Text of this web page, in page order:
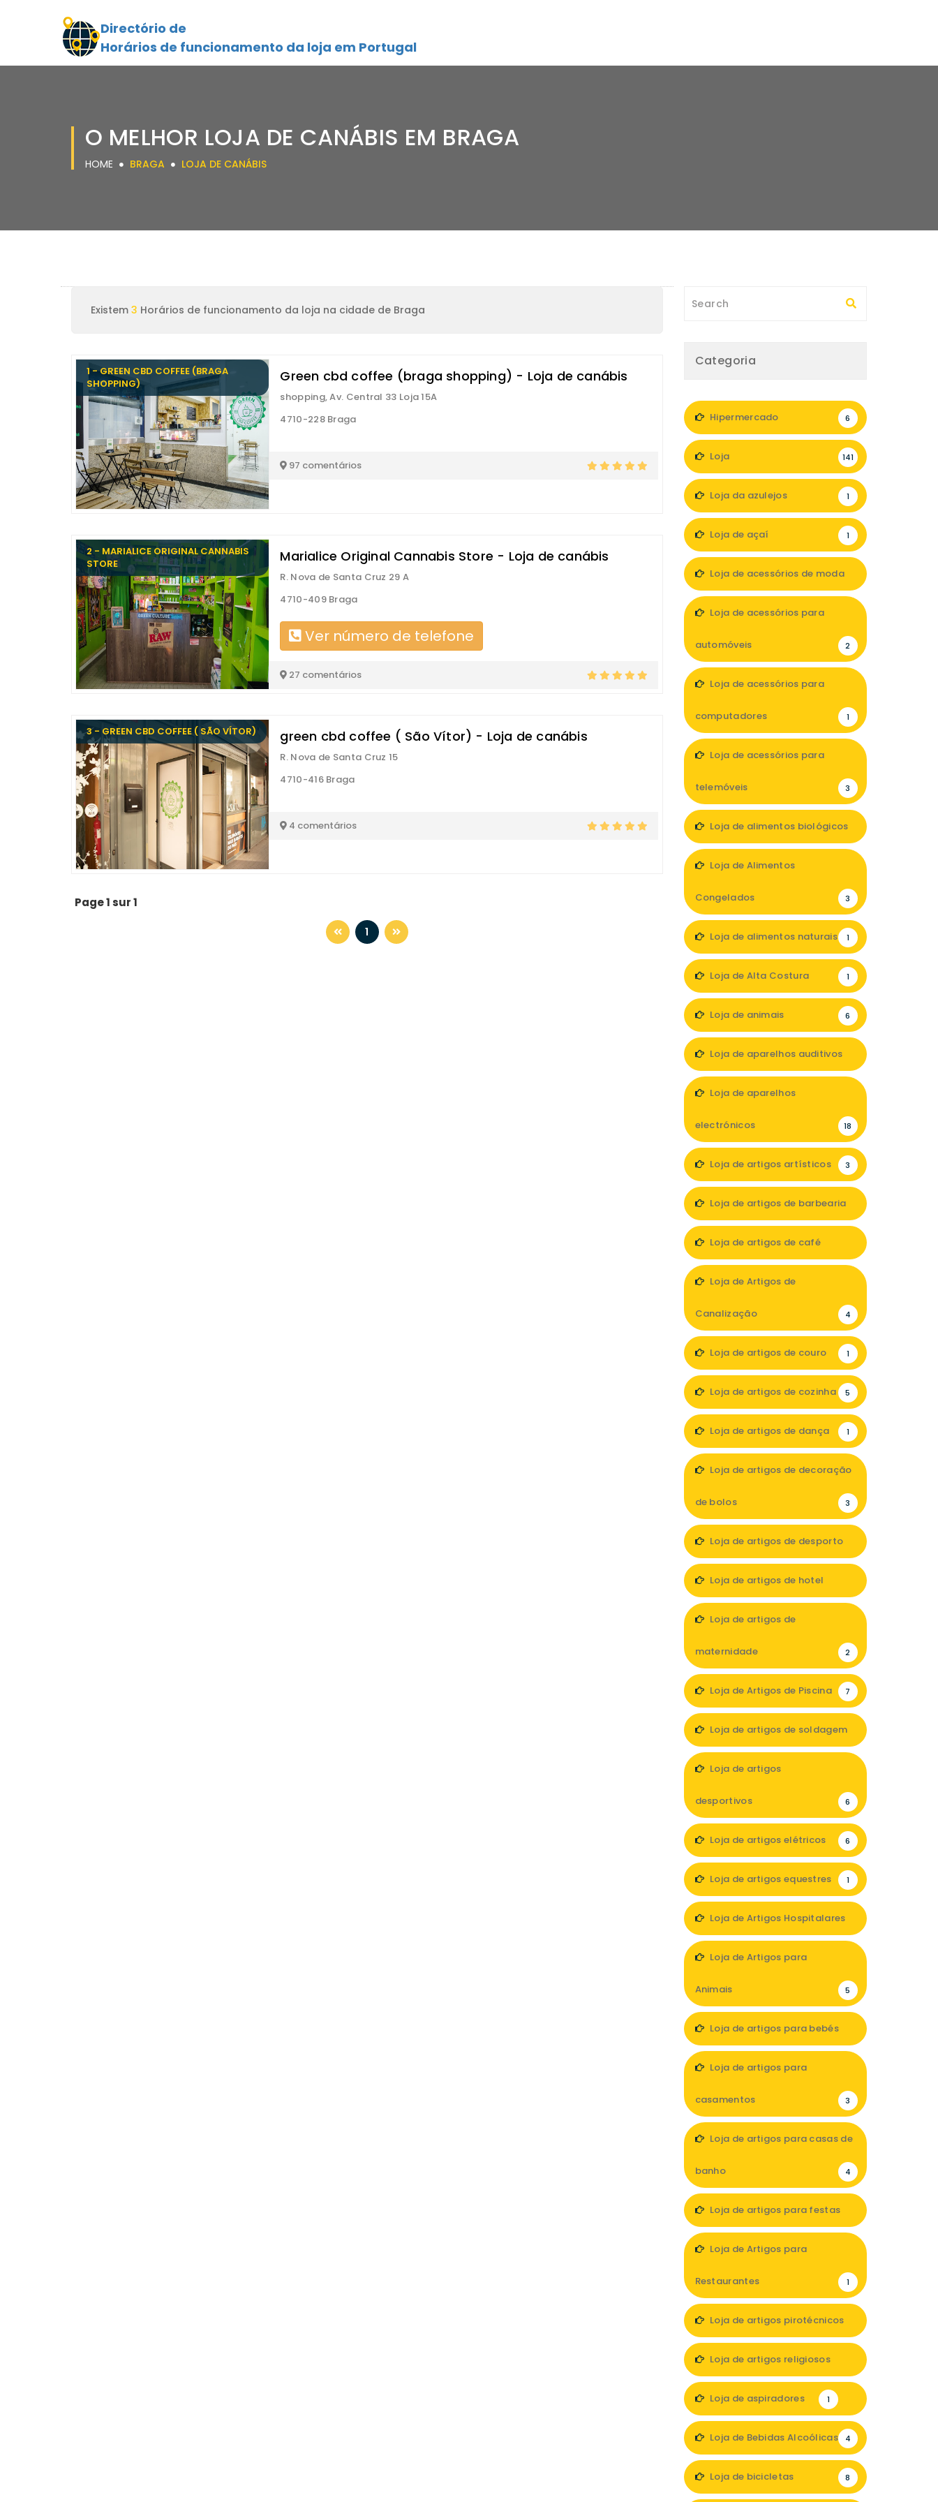
Directório de
Horários de funcionamento da loja em Portugal
O MELHOR LOJA DE CANÁBIS EM BRAGA
HOME BRAGA LOJA DE CANÁBIS
Existem 3 Horários de funcionamento da loja na cidade de Braga
1 - GREEN CBD COFFEE (BRAGA
SHOPPING)
Green cbd coffee (braga shopping) - Loja de canábis
shopping, Av. Central 33 Loja 15A
4710-228 Braga
97 comentários
2 - MARIALICE ORIGINAL CANNABIS
STORE
Marialice Original Cannabis Store - Loja de canábis
R. Nova de Santa Cruz 29 A
4710-409 Braga
Ver número de telefone
27 comentários
3 - GREEN CBD COFFEE ( SÃO VÍTOR) green cbd coffee ( São Vítor) - Loja de canábis
R. Nova de Santa Cruz 15
4710-416 Braga
4 comentários
Page 1 sur 1
1
Categoria
Hipermercado 6
Loja 141
Loja da azulejos 1
Loja de açaí 1
Loja de acessórios de moda
Loja de acessórios para
automóveis 2
Loja de acessórios para
computadores 1
Loja de acessórios para
telemóveis 3
Loja de alimentos biológicos
Loja de Alimentos
Congelados 3
Loja de alimentos naturais 1
Loja de Alta Costura 1
Loja de animais 6
Loja de aparelhos auditivos
Loja de aparelhos
electrónicos 18
Loja de artigos artísticos 3
Loja de artigos de barbearia
Loja de artigos de café
Loja de Artigos de
Canalização 4
Loja de artigos de couro 1
Loja de artigos de cozinha 5
Loja de artigos de dança 1
Loja de artigos de decoração
de bolos 3
Loja de artigos de desporto
Loja de artigos de hotel
Loja de artigos de
maternidade 2
Loja de Artigos de Piscina 7
Loja de artigos de soldagem
Loja de artigos
desportivos 6
Loja de artigos elétricos 6
Loja de artigos equestres 1
Loja de Artigos Hospitalares
Loja de Artigos para
Animais 5
Loja de artigos para bebés
Loja de artigos para
casamentos 3
Loja de artigos para casas de
banho 4
Loja de artigos para festas
Loja de Artigos para
Restaurantes 1
Loja de artigos pirotécnicos
Loja de artigos religiosos
Loja de aspiradores 1
Loja de Bebidas Alcoólicas 4
Loja de bicicletas 8